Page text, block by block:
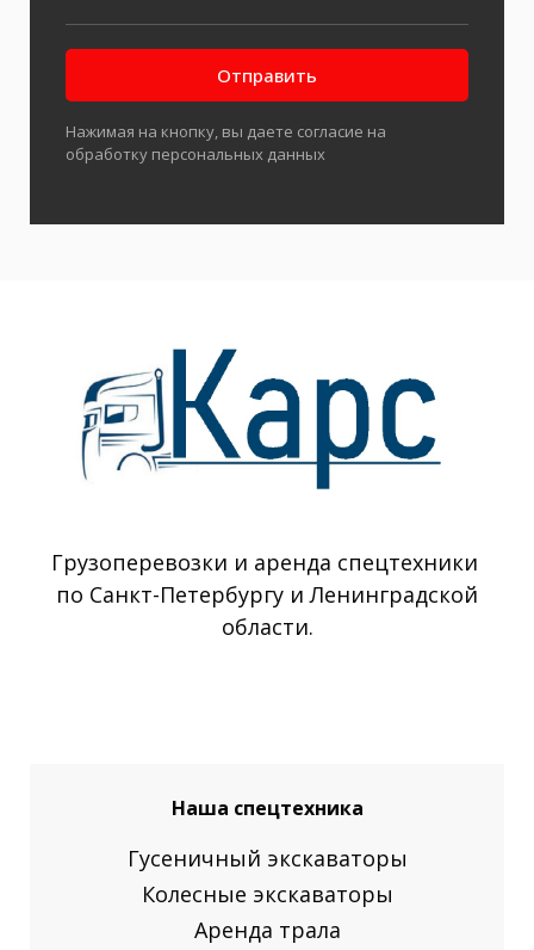
Отправить
Нажимая на кнопку, вы даете согласие на
обработку персональных данных
Грузоперевозки и аренда спецтехники
по Санкт-Петербургу и Ленинградской
области.
Наша спецтехника
Гусеничный экскаваторы
Колесные экскаваторы
Аренда трала